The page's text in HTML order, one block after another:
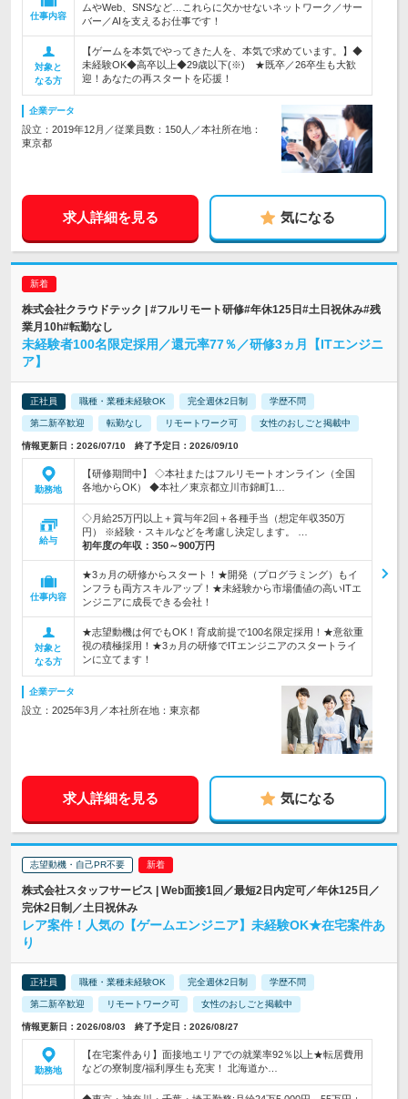
仕事内容
ムやWeb、SNSなど…これらに欠かせないネットワーク／サー
バー／AIを支えるお仕事です！
対象と
なる方
【ゲームを本気でやってきた人を、本気で求めています。】◆
未経験OK◆高卒以上◆29歳以下(※) ★既卒／26卒生も大歓
迎！あなたの再スタートを応援！
企業データ
設立：2019年12月／従業員数：150人／本社所在地：
東京都
求人詳細を見る 気になる
株式会社クラウドテック | #フルリモート研修#年休125日#土日祝休み#残
業月10h#転勤なし
未経験者100名限定採用／還元率77％／研修3ヵ月【ITエンジニ
ア】
正社員 職種・業種未経験OK 完全週休2日制 学歴不問
第二新卒歓迎 転勤なし リモートワーク可 女性のおしごと掲載中
情報更新日：2026/07/10 終了予定日：2026/09/10
勤務地
【研修期間中】 ◇本社またはフルリモートオンライン（全国
各地からOK） ◆本社／東京都立川市錦町1…
給与
◇月給25万円以上＋賞与年2回＋各種手当（想定年収350万
円） ※経験・スキルなどを考慮し決定します。 …
初年度の年収： 350～900万円
仕事内容
★3ヵ月の研修からスタート！★開発（プログラミング）もイ
ンフラも両方スキルアップ！★未経験から市場価値の高いITエ
ンジニアに成長できる会社！
対象と
なる方
★志望動機は何でもOK！育成前提で100名限定採用！★意欲重
視の積極採用！★3ヵ月の研修でITエンジニアのスタートライ
ンに立てます！
企業データ
設立：2025年3月／本社所在地：東京都
求人詳細を見る 気になる
志望動機・自己PR不要
株式会社スタッフサービス | Web面接1回／最短2日内定可／年休125日／
完休2日制／土日祝休み
レア案件！人気の【ゲームエンジニア】未経験OK★在宅案件あ
り
正社員 職種・業種未経験OK 完全週休2日制 学歴不問
第二新卒歓迎 リモートワーク可 女性のおしごと掲載中
情報更新日：2026/08/03 終了予定日：2026/08/27
勤務地
【在宅案件あり】面接地エリアでの就業率92％以上★転居費用
などの寮制度/福利厚生も充実！ 北海道か…